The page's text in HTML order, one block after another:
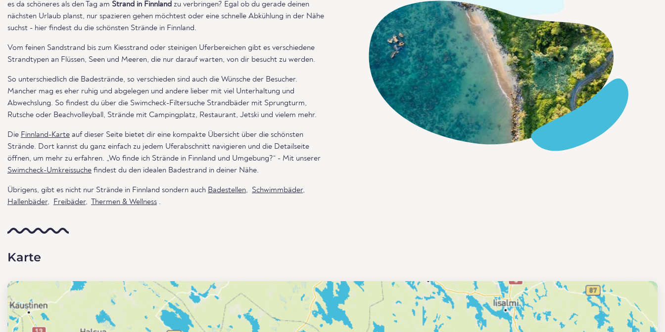
es da schöneres als den Tag am Strand in Finnland zu verbringen? Egal ob du gerade deinen
nächsten Urlaub planst, nur spazieren gehen möchtest oder eine schnelle Abkühlung in der Nähe
suchst - hier findest du die schönsten Strände in Finnland.
Vom feinen Sandstrand bis zum Kiesstrand oder steinigen Uferbereichen gibt es verschiedene
Strandtypen an Flüssen, Seen und Meeren, die nur darauf warten, von dir besucht zu werden.
So unterschiedlich die Badestrände, so verschieden sind auch die Wünsche der Besucher.
Mancher mag es eher ruhig und abgelegen und andere lieber mit viel Unterhaltung und
Abwechslung. So findest du über die Swimcheck-Filtersuche Strandbäder mit Sprungturm,
Rutsche oder Beachvolleyball, Strände mit Campingplatz, Restaurant, Jetski und vielem mehr.
Die Finnland-Karte auf dieser Seite bietet dir eine kompakte Übersicht über die schönsten
Strände. Dort kannst du ganz einfach zu jedem Uferabschnitt navigieren und die Detailseite
öffnen, um mehr zu erfahren. „Wo finde ich Strände in Finnland und Umgebung?“ - Mit unserer
Swimcheck-Umkreissuche findest du den idealen Badestrand in deiner Nähe.
Übrigens, gibt es nicht nur Strände in Finnland sondern auch Badestellen, Schwimmbäder,
Hallenbäder, Freibäder, Thermen & Wellness .
Karte